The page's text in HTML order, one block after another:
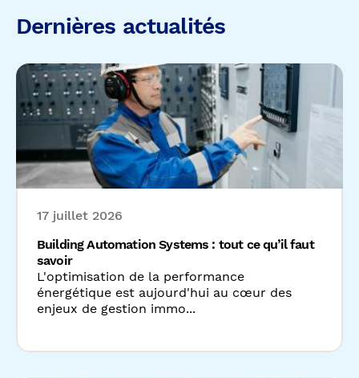
17 juillet 2026
Building Automation Systems : tout ce qu’il faut
savoir
L'optimisation de la performance
énergétique est aujourd'hui au cœur des
enjeux de gestion immo...